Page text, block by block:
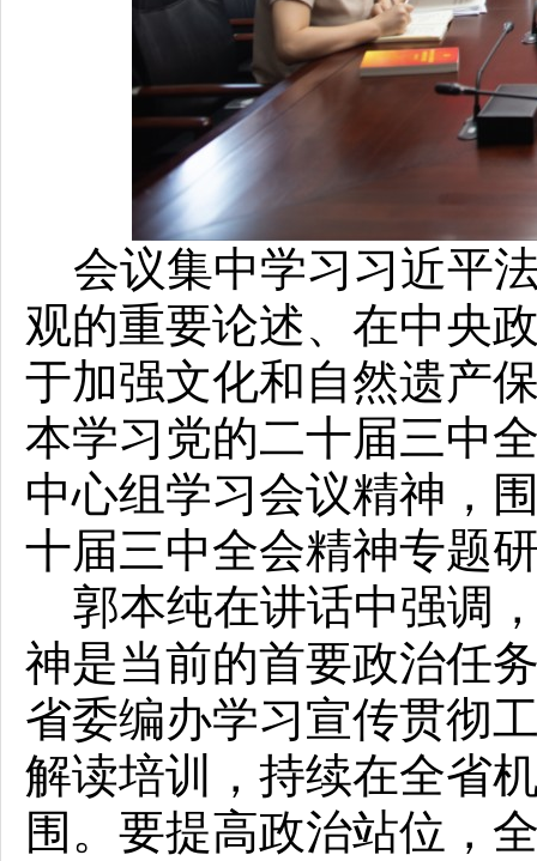
会议集中学习习近平
观的重要论述、在中央
于加强文化和自然遗产
本学习党的二十届三中
中心组学习会议精神，
十届三中全会精神专题
郭本纯在讲话中强调
神是当前的首要政治任
省委编办学习宣传贯彻
解读培训，持续在全省
围。要提高政治站位，